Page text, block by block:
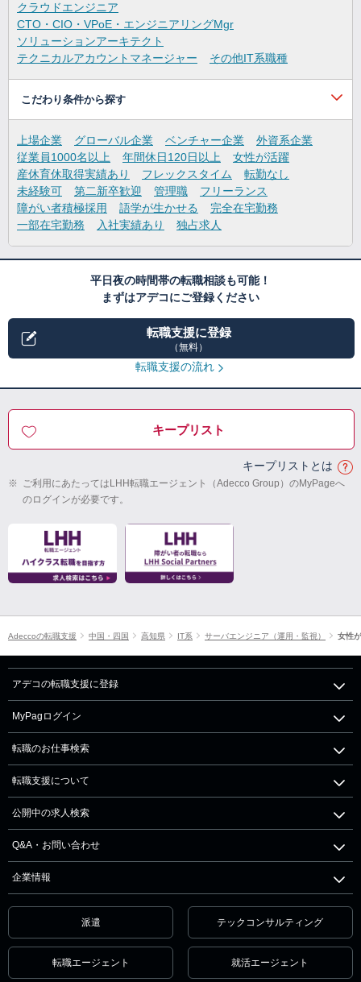
クラウドエンジニア
CTO・CIO・VPoE・エンジニアリングMgr
ソリューションアーキテクト
テクニカルアカウントマネージャー
その他IT系職種
こだわり条件から探す
上場企業 グローバル企業 ベンチャー企業
外資系企業
従業員1000名以上
年間休日120日以上
女性が活躍
産休育休取得実績あり
フレックスタイム
転勤なし
未経験可
第二新卒歓迎 管理職
フリーランス
障がい者積極採用
語学が生かせる
完全在宅勤務
一部在宅勤務
入社実績あり 独占求人
平日夜の時間帯の転職相談も可能！
まずはアデコにご登録ください
転職支援に登録
（無料）
転職支援の流れ
キープリスト
キープリストとは
※ ご利用にあたってはLHH転職エージェント（Adecco Group）のMyPageへ
のログインが必要です。
Adeccoの転職支援 中国・四国 高知県 IT系 サーバエンジニア（運用・監視） 女性
アデコの転職支援に登録
MyPagログイン
転職のお仕事検索
転職支援について
公開中の求人検索
Q&A・お問い合わせ
企業情報
派遣 テックコンサルティング
転職エージェント 就活エージェント